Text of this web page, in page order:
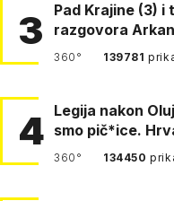
3
Pad Krajine (3)
razgovora
'Čujem,
360° 139781
4 Legija nakon
smo pič*ice.
pomeli!'
360° 134450